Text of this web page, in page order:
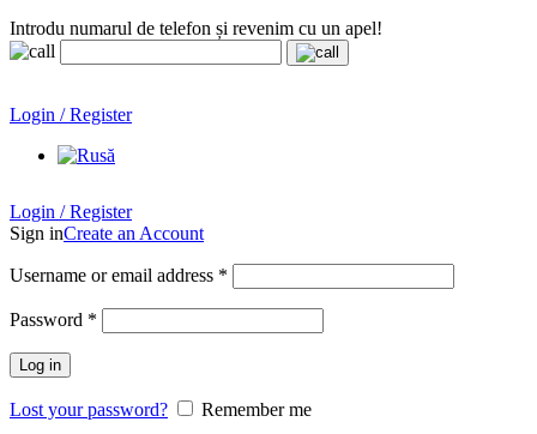
Introdu numarul de telefon și revenim cu un apel!
Login / Register
Login / Register
Sign inCreate an Account
Username or email address *
Password *
Log in
Lost your password? Remember me